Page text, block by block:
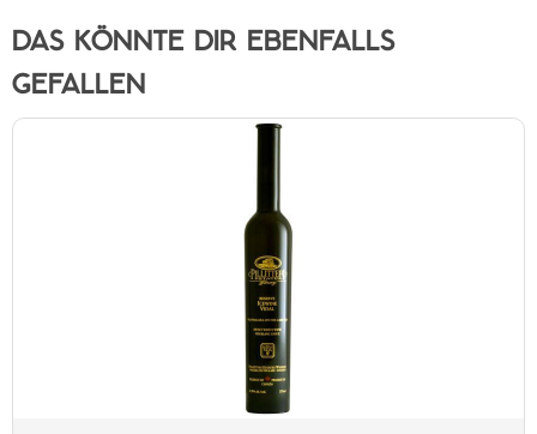
DAS KÖNNTE DIR EBENFALLS
GEFALLEN